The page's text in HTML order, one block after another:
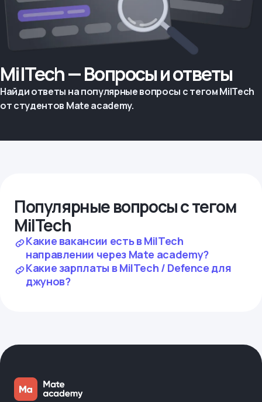
MilTech — Вопросы и ответы
Найди ответы на популярные вопросы с тегом MilTech
от студентов Mate academy.
Популярные вопросы с тегом
MilTech
Какие вакансии есть в MilTech
направлении через Mate academy?
Какие зарплаты в MilTech / Defence для
джунов?